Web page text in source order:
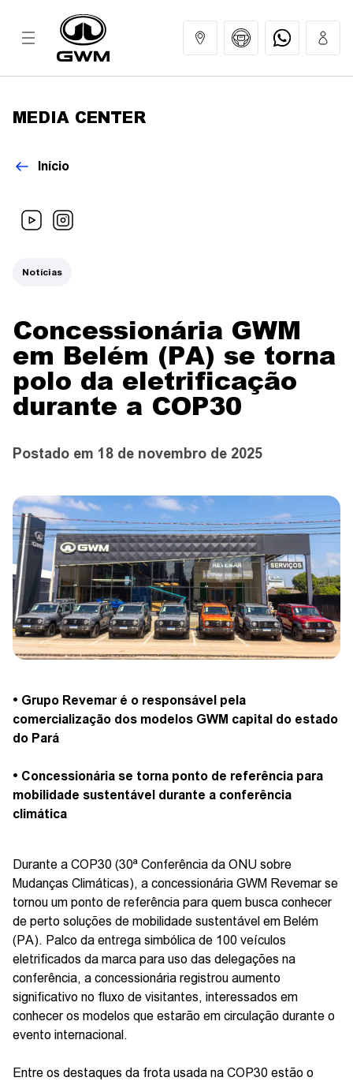
CONTATO
TEST DRIVE
WhatsApp
MEDIA CENTER
Início
Notícias
Concessionária GWM
em Belém (PA) se torna
polo da eletrificação
durante a COP30
Postado em 18 de novembro de 2025
• Grupo Revemar é o responsável pela
comercialização dos modelos GWM capital do estado
do Pará
• Concessionária se torna ponto de referência para
mobilidade sustentável durante a conferência
climática
Durante a COP30 (30ª Conferência da ONU sobre
Mudanças Climáticas), a concessionária GWM Revemar se
tornou um ponto de referência para quem busca conhecer
de perto soluções de mobilidade sustentável em Belém
(PA). Palco da entrega simbólica de 100 veículos
eletrificados da marca para uso das delegações na
conferência, a concessionária registrou aumento
significativo no fluxo de visitantes, interessados em
conhecer os modelos que estarão em circulação durante o
evento internacional.
Entre os destaques da frota usada na COP30 estão o